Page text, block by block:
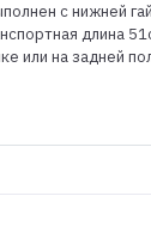
с нижней
длина
или на задней